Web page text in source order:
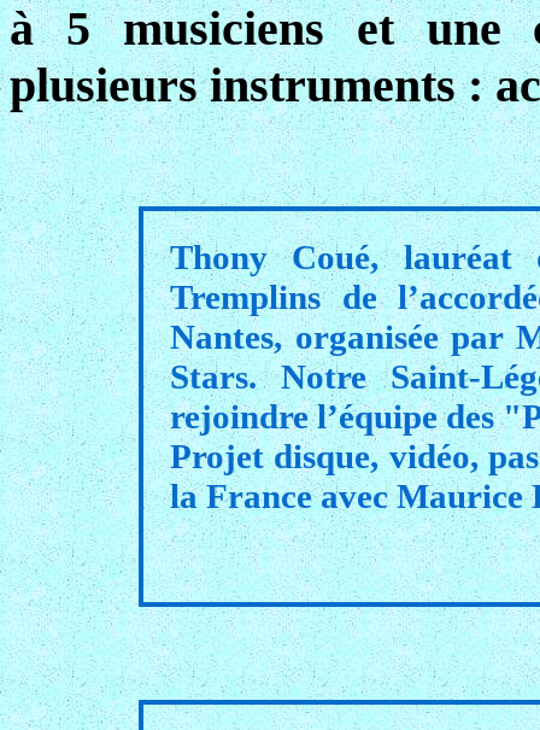
à 5 musiciens et une
plusieurs instruments :
Thony Coué,
Tremplins de
Nantes, organisée par
Stars. Notre Saint-
rejoindre l’équipe des
Projet disque, vidéo,
la France avec Maurice